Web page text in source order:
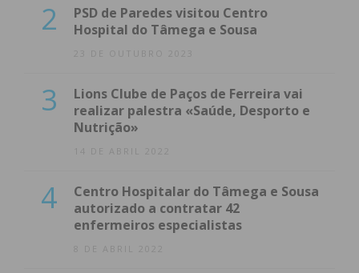
2
PSD de Paredes visitou Centro
Hospital do Tâmega e Sousa
23 DE OUTUBRO 2023
3
Lions Clube de Paços de Ferreira vai
realizar palestra «Saúde, Desporto e
Nutrição»
14 DE ABRIL 2022
4
Centro Hospitalar do Tâmega e Sousa
autorizado a contratar 42
enfermeiros especialistas
8 DE ABRIL 2022